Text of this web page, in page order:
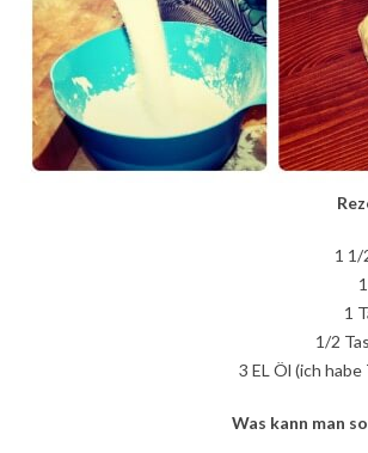
1 1/
1
1/2
3 EL Öl (ich
Was kann man